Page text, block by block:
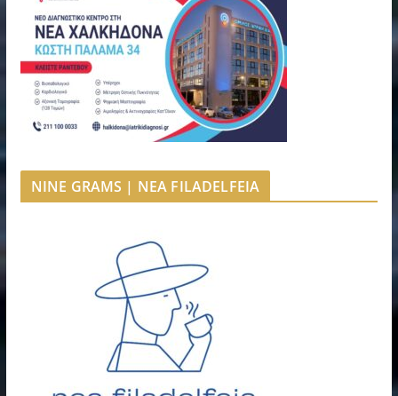
NINE GRAMS | NEA FILADELFEIA